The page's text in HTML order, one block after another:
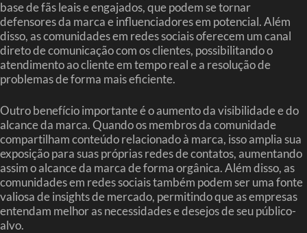
base de fãs leais e engajados, que podem se tornar
defensores da marca e influenciadores em potencial. Além
disso, as comunidades em redes sociais oferecem um canal
direto de comunicação com os clientes, possibilitando o
atendimento ao cliente em tempo real e a resolução de
problemas de forma mais eficiente.
Outro benefício importante é o aumento da visibilidade e do
alcance da marca. Quando os membros da comunidade
compartilham conteúdo relacionado à marca, isso amplia sua
exposição para suas próprias redes de contatos, aumentando
assim o alcance da marca de forma orgânica. Além disso, as
comunidades em redes sociais também podem ser uma fonte
valiosa de insights de mercado, permitindo que as empresas
entendam melhor as necessidades e desejos de seu público-
alvo.